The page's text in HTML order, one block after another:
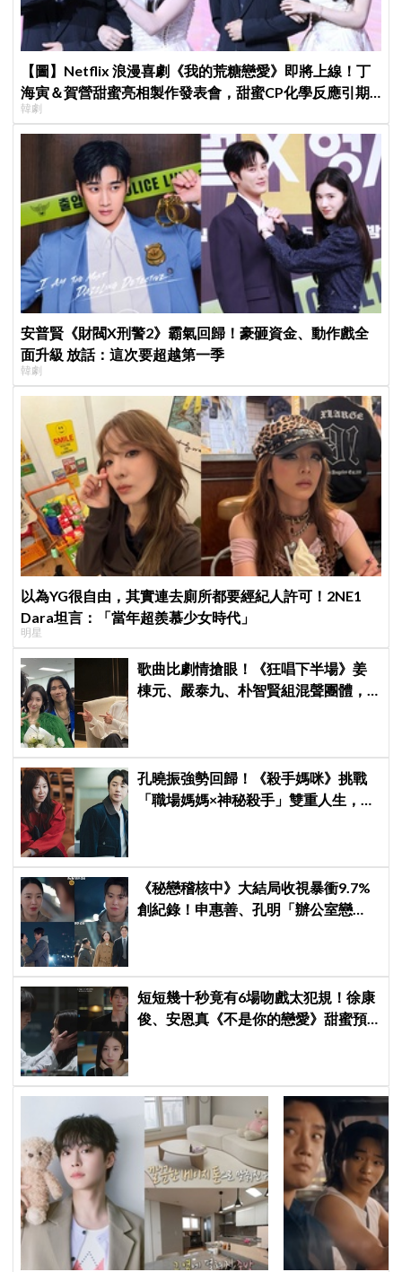
【圖】Netflix 浪漫喜劇《我的荒糖戀愛》即將上線！丁
海寅＆賀營甜蜜亮相製作發表會，甜蜜CP化學反應引期
待
韓劇
安普賢《財閥X刑警2》霸氣回歸！豪砸資金、動作戲全
面升級 放話：這次要超越第一季
韓劇
以為YG很自由，其實連去廁所都要經紀人許可！2NE1
Dara坦言：「當年超羨慕少女時代」
明星
歌曲比劇情搶眼！《狂唱下半場》姜
棟元、嚴泰九、朴智賢組混聲團體，
孔曉振強勢回歸！《殺手媽咪》挑戰
「職場媽媽×神秘殺手」雙重人生，與
《秘戀稽核中》大結局收視暴衝9.7%
創紀錄！申惠善、孔明「辦公室戀
短短幾十秒竟有6場吻戲太犯規！徐康
俊、安恩真《不是你的戀愛》甜蜜預